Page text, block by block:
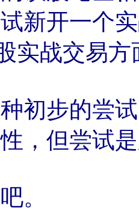
新开一个
实战交易
初步的尝
，但尝试
。